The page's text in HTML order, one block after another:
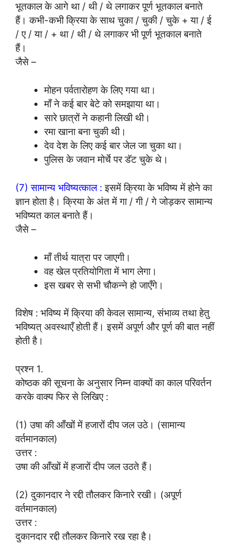
भूतकाल के आगे था / थी / थे लगाकर पूर्ण भूतकाल बनाते
हैं। कभी-कभी क्रिया के साथ चुका / चुकी / चुके + या / ई
/ ए / या / + था / थी / थे लगाकर भी पूर्ण भूतकाल बनाते
हैं।
जैसे –
मोहन पर्वतारोहण के लिए गया था।
माँ ने कई बार बेटे को समझाया था।
सारे छात्रों ने कहानी लिखी थी।
रमा खाना बना चुकी थी।
देव देश के लिए कई बार जेल जा चुका था।
पुलिस के जवान मोर्चे पर डॅट चुके थे।
(7) सामान्य भविष्यत्काल : इसमें क्रिया के भविष्य में होने का
ज्ञान होता है। क्रिया के अंत में गा / गी / गे जोड़कर सामान्य
भविष्यत काल बनाते हैं।
जैसे –
माँ तीर्थ यात्रा पर जाएगी।
वह खेल प्रतियोगिता में भाग लेगा।
इस खबर से सभी चौकन्ने हो जाएँगे।
विशेष : भविष्य में क्रिया की केवल सामान्य, संभाव्य तथा हेतु
भविष्यत् अवस्थाएँ होती हैं। इसमें अपूर्ण और पूर्ण की बात नहीं
होती है।
प्रश्न 1.
कोष्ठक की सूचना के अनुसार निम्न वाक्यों का काल परिवर्तन
करके वाक्य फिर से लिखिए :
(1) उषा की आँखों में हजारों दीप जल उठे। (सामान्य
वर्तमानकाल)
उत्तर :
उषा की आँखों में हजारों दीप जल उठते हैं।
(2) दुकानदार ने रद्दी तौलकर किनारे रखी। (अपूर्ण
वर्तमानकाल)
उत्तर :
दुकानदार रद्दी तौलकर किनारे रख रहा है।